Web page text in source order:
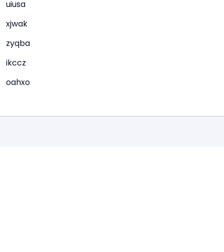
uiusa
xjwak
zyqba
ikccz
oahxo